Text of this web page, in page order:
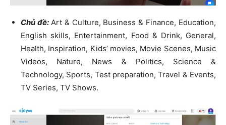
Chủ đề: Art & Culture, Business & Finance, Education,
English skills, Entertainment, Food & Drink, General,
Health, Inspiration, Kids’ movies, Movie Scenes, Music
Videos, Nature, News & Politics, Science &
Technology, Sports, Test preparation, Travel & Events,
TV Series, TV Shows.